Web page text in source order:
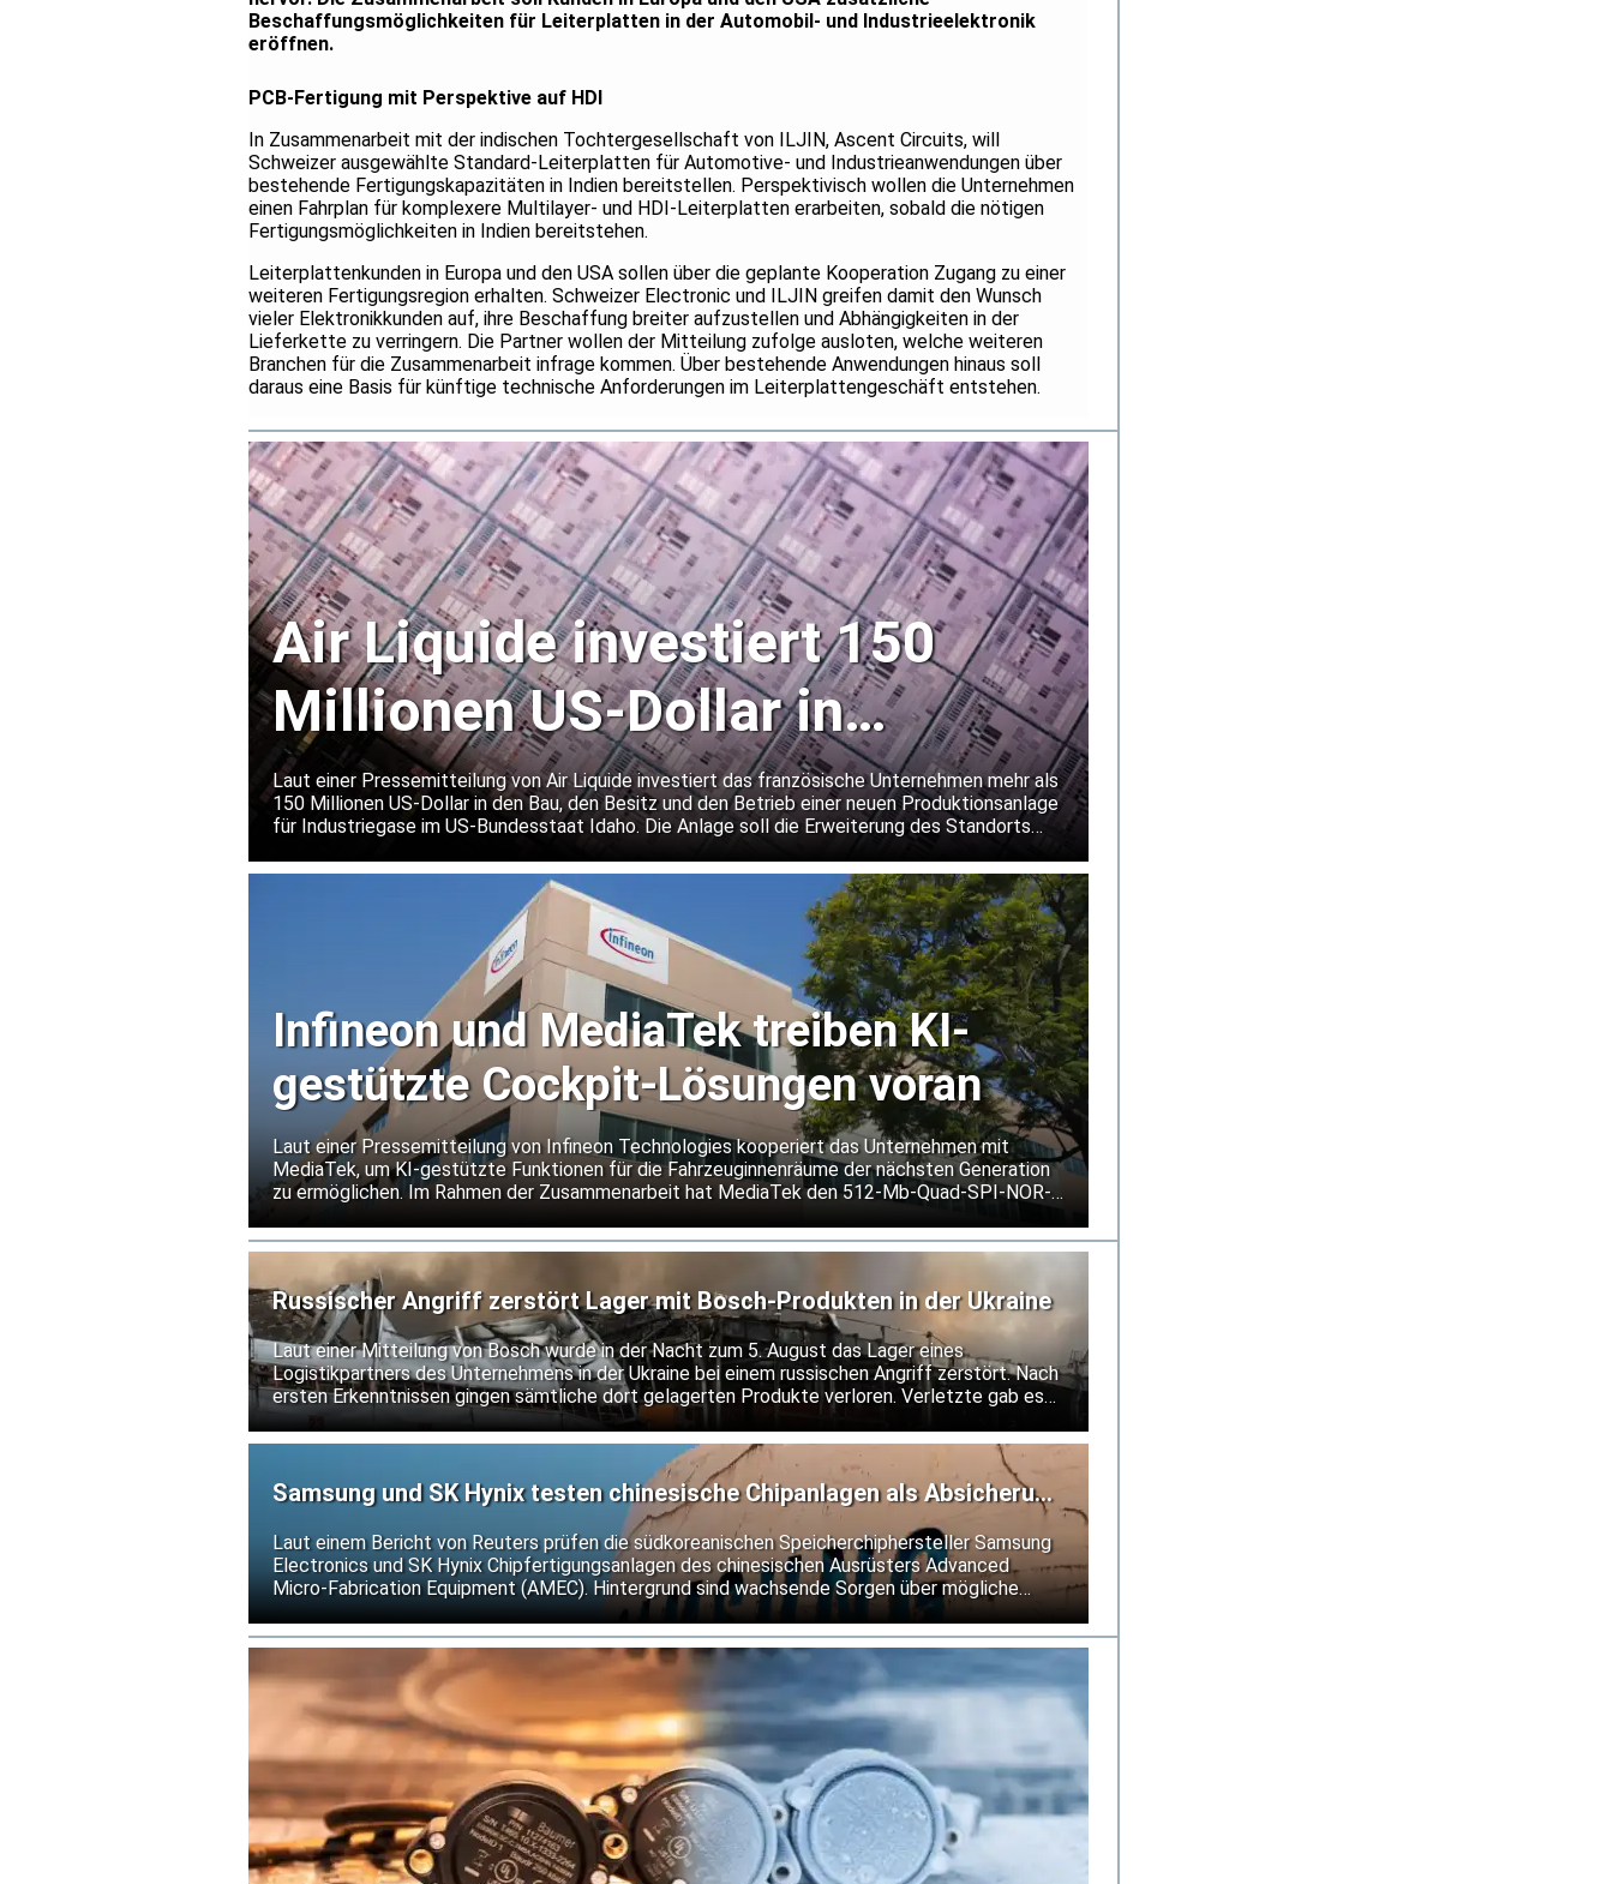
Beschaffungsmöglichkeiten für Leiterplatten in der Automobil- und Industrieelektronik
eröffnen.
PCB-Fertigung mit Perspektive auf HDI
In Zusammenarbeit mit der indischen Tochtergesellschaft von ILJIN, Ascent Circuits, will
Schweizer ausgewählte Standard-Leiterplatten für Automotive- und Industrieanwendungen über
bestehende Fertigungskapazitäten in Indien bereitstellen. Perspektivisch wollen die Unternehmen
einen Fahrplan für komplexere Multilayer- und HDI-Leiterplatten erarbeiten, sobald die nötigen
Fertigungsmöglichkeiten in Indien bereitstehen.
Leiterplattenkunden in Europa und den USA sollen über die geplante Kooperation Zugang zu einer
weiteren Fertigungsregion erhalten. Schweizer Electronic und ILJIN greifen damit den Wunsch
vieler Elektronikkunden auf, ihre Beschaffung breiter aufzustellen und Abhängigkeiten in der
Lieferkette zu verringern. Die Partner wollen der Mitteilung zufolge ausloten, welche weiteren
Branchen für die Zusammenarbeit infrage kommen. Über bestehende Anwendungen hinaus soll
daraus eine Basis für künftige technische Anforderungen im Leiterplattengeschäft entstehen.
Air Liquide investiert 150
Millionen US-Dollar in
Halbleiter-Gaswerk in Idaho
Laut einer Pressemitteilung von Air Liquide investiert das französische Unternehmen mehr als
150 Millionen US-Dollar in den Bau, den Besitz und den Betrieb einer neuen Produktionsanlage
für Industriegase im US-Bundesstaat Idaho. Die Anlage soll die Erweiterung des Standorts
Infineon und MediaTek treiben KI-
gestützte Cockpit-Lösungen voran
Laut einer Pressemitteilung von Infineon Technologies kooperiert das Unternehmen mit
MediaTek, um KI-gestützte Funktionen für die Fahrzeuginnenräume der nächsten Generation
zu ermöglichen. Im Rahmen der Zusammenarbeit hat MediaTek den 512-Mb-Quad-SPI-NOR-
Russischer Angriff zerstört Lager mit Bosch-Produkten in der Ukraine
Laut einer Mitteilung von Bosch wurde in der Nacht zum 5. August das Lager eines
Logistikpartners des Unternehmens in der Ukraine bei einem russischen Angriff zerstört. Nach
ersten Erkenntnissen gingen sämtliche dort gelagerten Produkte verloren. Verletzte gab es
nicht.
Samsung und SK Hynix testen chinesische Chipanlagen als Absicherung
Laut einem Bericht von Reuters prüfen die südkoreanischen Speicherchiphersteller Samsung
Electronics und SK Hynix Chipfertigungsanlagen des chinesischen Ausrüsters Advanced
Micro-Fabrication Equipment (AMEC). Hintergrund sind wachsende Sorgen über mögliche
weitere Verschärfungen der US-Exportkontrollen für Halbleitertechnologie.